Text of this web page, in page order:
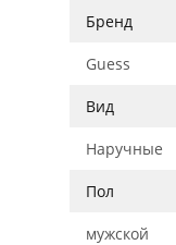
Бренд
Guess
Вид
Наручные
Пол
мужской